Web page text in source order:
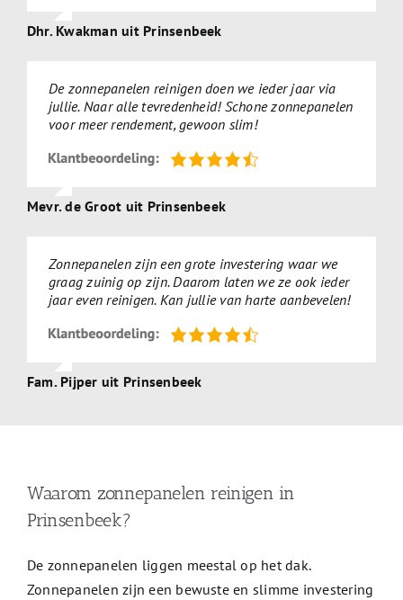
Dhr. Kwakman uit Prinsenbeek
De zonnepanelen reinigen doen we ieder jaar via
jullie. Naar alle tevredenheid! Schone zonnepanelen
voor meer rendement, gewoon slim!
Mevr. de Groot uit Prinsenbeek
Zonnepanelen zijn een grote investering waar we
graag zuinig op zijn. Daarom laten we ze ook ieder
jaar even reinigen. Kan jullie van harte aanbevelen!
Fam. Pijper uit Prinsenbeek
Waarom zonnepanelen reinigen in
Prinsenbeek?
De zonnepanelen liggen meestal op het dak.
Zonnepanelen zijn een bewuste en slimme investering